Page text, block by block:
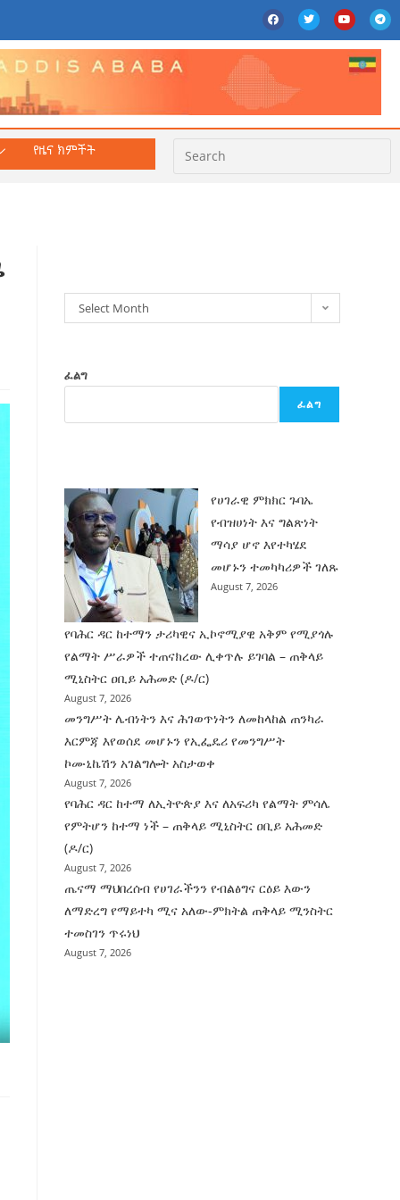
የዜና ክምችት
Select Month
ፈልግ
ፈልግ
የሀገራዊ ምክክር ጉባኤ
የብዝሀነት እና ግልጽነት
ማሳያ ሆኖ እየተካሄደ
መሆኑን ተመካካሪዎች ገለጹ
August 7, 2026
የባሕር ዳር ከተማን ታሪካዊና ኢኮኖሚያዊ አቅም የሚያጎሉ
የልማት ሥራዎች ተጠናክረው ሊቀጥሉ ይገባል – ጠቅላይ
ሚኒስትር ዐቢይ አሕመድ (ዶ/ር)
August 7, 2026
መንግሥት ሌብነትን እና ሕገወጥነትን ለመከላከል ጠንካራ
እርምጃ እየወሰደ መሆኑን የኢፌዴሪ የመንግሥት
ኮሙኒኬሽን አገልግሎት አስታወቀ
August 7, 2026
የባሕር ዳር ከተማ ለኢትዮጵያ እና ለአፍሪካ የልማት ምሳሌ
የምትሆን ከተማ ነች – ጠቅላይ ሚኒስትር ዐቢይ አሕመድ
(ዶ/ር)
August 7, 2026
ጤናማ ማህበረሰብ የሀገራችንን የብልፅግና ርዕይ እውን
ለማድረግ የማይተካ ሚና አለው-ምክትል ጠቅላይ ሚንስትር
ተመስገን ጥሩነህ
August 7, 2026